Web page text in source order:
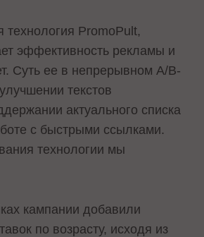
технология PromoPult,
эффективность рекламы и
Суть ее в непрерывном A/B-
текстов
актуального списка
с быстрыми ссылками.
технологии мы
кампании добавили
по возрасту, исходя из